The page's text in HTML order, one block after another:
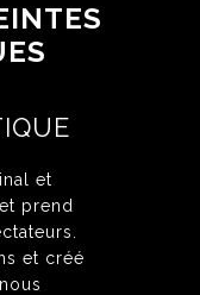
et
prend
et créé